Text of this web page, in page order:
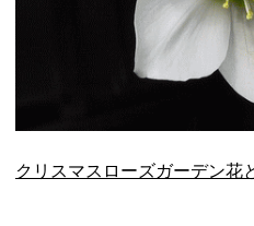
クリスマスローズガーデン花